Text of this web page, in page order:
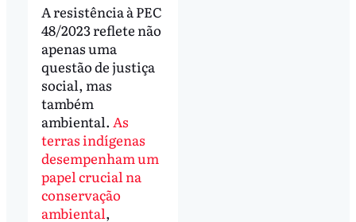
A resistência à PEC
48/2023 reflete não
apenas uma
questão de justiça
social, mas
também
ambiental. As
terras indígenas
desempenham um
papel crucial na
conservação
ambiental,